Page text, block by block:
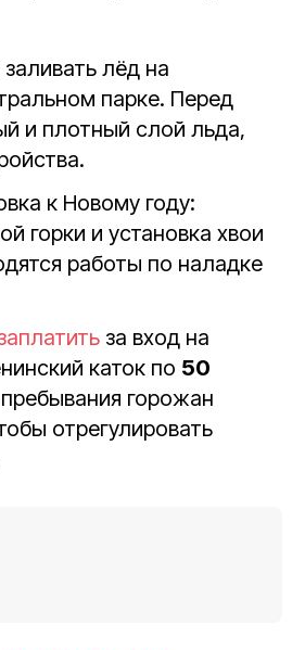
лёд на
парке. Перед
и плотный слой льда,
к Новому году:
горки и установка хвои
работы по наладке
за вход на
каток по 50
горожан
отрегулировать